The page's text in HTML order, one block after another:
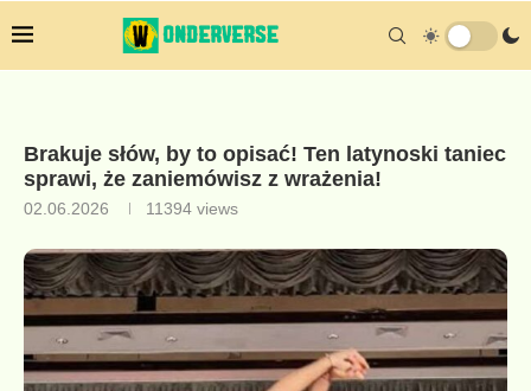
Brakuje słów, by to opisać! Ten latynoski taniec
sprawi, że zaniemówisz z wrażenia!
02.06.2026 11394 views